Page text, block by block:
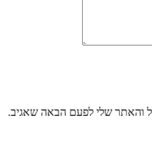
והאתר שלי לפעם הבאה שאגיב.